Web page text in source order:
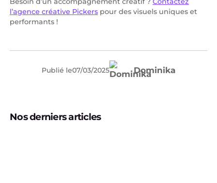
l’agence créative Pickers pour des visuels uniques et
performants !
Publié le07/03/2025 Dominika
Nos derniers articles